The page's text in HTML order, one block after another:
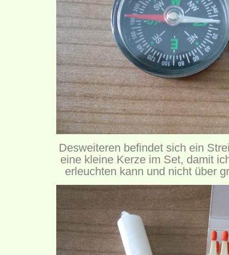
Desweiteren befindet sich ein
eine kleine Kerze im Set, damit
erleuchten kann und nicht über